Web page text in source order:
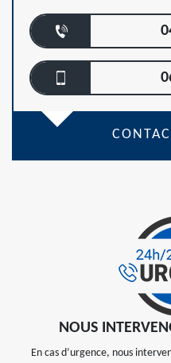
NOUS
En cas d’urgence, nous